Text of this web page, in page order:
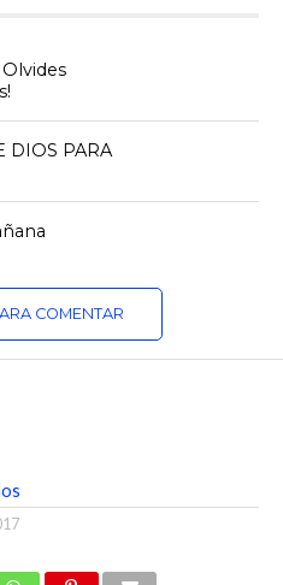
DIOS PARA
COMENTAR